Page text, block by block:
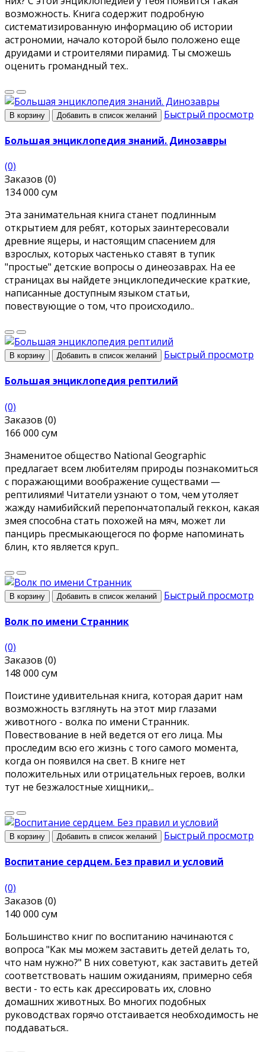
возможность. Книга содержит подробную
систематизированную информацию об истории
астрономии, начало которой было положено еще
друидами и строителями пирамид. Ты сможешь
оценить громандный тех..
В корзину Добавить в список желаний Быстрый просмотр
Большая энциклопедия знаний. Динозавры
(0)
Заказов (0)
134 000 сум
Эта занимательная книга станет подлинным
открытием для ребят, которых заинтересовали
древние ящеры, и настоящим спасением для
взрослых, которых частенько ставят в тупик
"простые" детские вопросы о динеозаврах. На ее
страницах вы найдете энциклопедические краткие,
написанные доступным языком статьи,
повествующие о том, что происходило..
В корзину Добавить в список желаний Быстрый просмотр
Большая энциклопедия рептилий
(0)
Заказов (0)
166 000 сум
Знаменитое общество National Geographic
предлагает всем любителям природы познакомиться
с поражающими воображение существами —
рептилиями! Читатели узнают о том, чем утоляет
жажду намибийский перепончатопалый геккон, какая
змея способна стать похожей на мяч, может ли
панцирь пресмыкающегося по форме напоминать
блин, кто является круп..
В корзину Добавить в список желаний Быстрый просмотр
Волк по имени Странник
(0)
Заказов (0)
148 000 сум
Поистине удивительная книга, которая дарит нам
возможность взглянуть на этот мир глазами
животного - волка по имени Странник.
Повествование в ней ведется от его лица. Мы
проследим всю его жизнь с того самого момента,
когда он появился на свет. В книге нет
положительных или отрицательных героев, волки
тут не безжалостные хищники,..
В корзину Добавить в список желаний Быстрый просмотр
Воспитание сердцем. Без правил и условий
(0)
Заказов (0)
140 000 сум
Большинство книг по воспитанию начинаются с
вопроса "Как мы можем заставить детей делать то,
что нам нужно?" В них советуют, как заставить детей
соответствовать нашим ожиданиям, примерно себя
вести - то есть как дрессировать их, словно
домашних животных. Во многих подобных
руководствах горячо отстаивается необходимость не
поддаваться..